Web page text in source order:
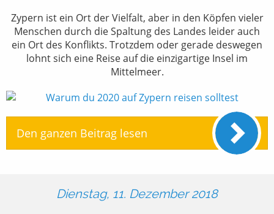
Zypern ist ein Ort der Vielfalt, aber in den Köpfen vieler
Menschen durch die Spaltung des Landes leider auch
ein Ort des Konflikts. Trotzdem oder gerade deswegen
lohnt sich eine Reise auf die einzigartige Insel im
Mittelmeer.
Den ganzen Beitrag lesen
Dienstag, 11. Dezember 2018